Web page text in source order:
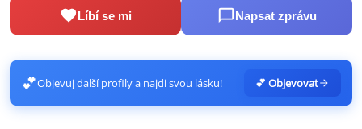
Líbí se mi Napsat zprávu
💕Objevuj další profily a najdi svou lásku! 💕 Objevovat